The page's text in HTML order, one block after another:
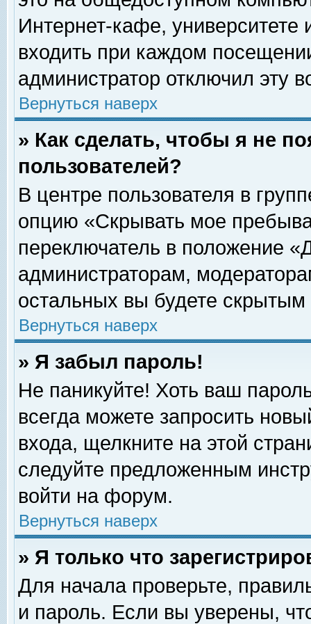
Интернет-кафе, университете
входить при каждом
администратор отключил эту
Вернуться наверх
» Как сделать, чтобы я не
пользователей?
В центре пользователя в
опцию «Скрывать мое
переключатель в положение
администраторам,
остальных вы будете скрытым
Вернуться наверх
» Я забыл пароль!
Не паникуйте! Хоть ваш
всегда можете запросить
входа, щелкните на этой
следуйте предложенным
войти на форум.
Вернуться наверх
» Я только что
Для начала проверьте,
и пароль. Если вы уверены,